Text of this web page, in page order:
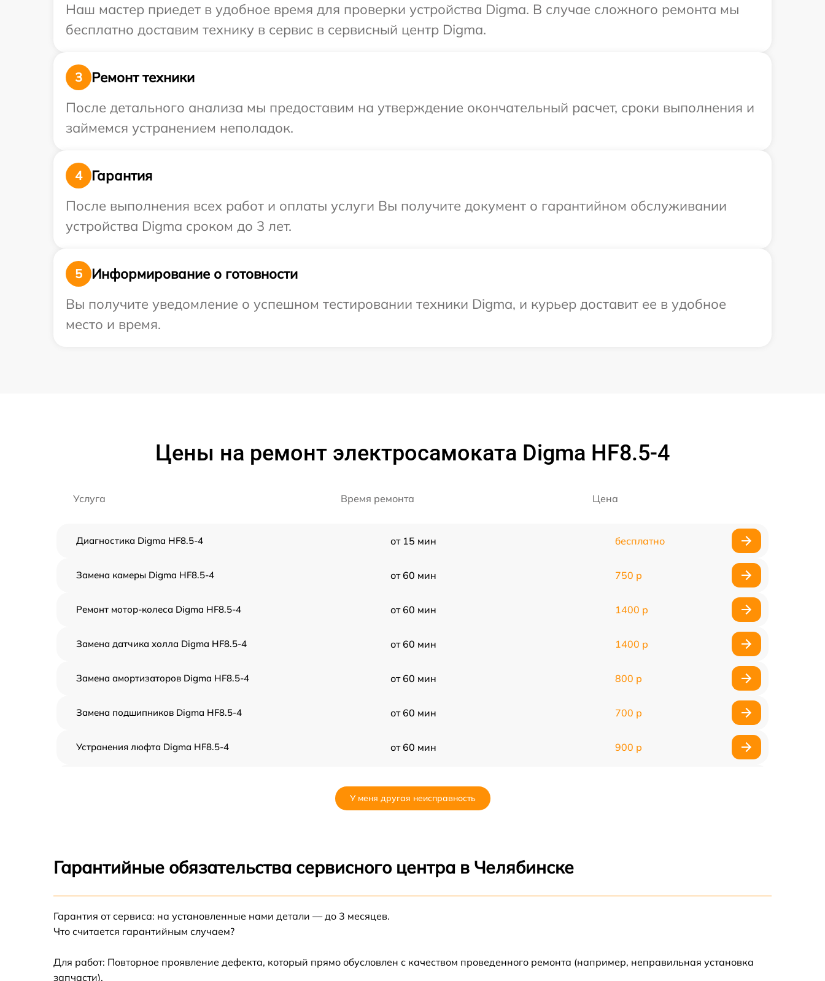
Наш мастер приедет в удобное время для проверки устройства Digma. В случае сложного ремонта мы
бесплатно доставим технику в сервис в сервисный центр Digma.
3
Ремонт техники
После детального анализа мы предоставим на утверждение окончательный расчет, сроки выполнения и
займемся устранением неполадок.
4
Гарантия
После выполнения всех работ и оплаты услуги Вы получите документ о гарантийном обслуживании
устройства Digma сроком до 3 лет.
5
Информирование о готовности
Вы получите уведомление о успешном тестировании техники Digma, и курьер доставит ее в удобное
место и время.
Цены на ремонт электросамоката Digma HF8.5-4
Услуга Время ремонта Цена
Диагностика Digma HF8.5-4 от 15 мин бесплатно
Замена камеры Digma HF8.5-4 от 60 мин 750 р
Ремонт мотор-колеса Digma HF8.5-4 от 60 мин 1400 р
Замена датчика холла Digma HF8.5-4 от 60 мин 1400 р
Замена амортизаторов Digma HF8.5-4 от 60 мин 800 р
Замена подшипников Digma HF8.5-4 от 60 мин 700 р
Устранения люфта Digma HF8.5-4 от 60 мин 900 р
Замена корпуса Digma HF8.5-4
Digma HF8.5-4
У меня другая неисправность
Гарантийные обязательства сервисного центра в Челябинске
Гарантия от сервиса: на установленные нами детали — до 3 месяцев.
Что считается гарантийным случаем?
Для работ: Повторное проявление дефекта, который прямо обусловлен с качеством проведенного ремонта (например, неправильная установка
запчасти).